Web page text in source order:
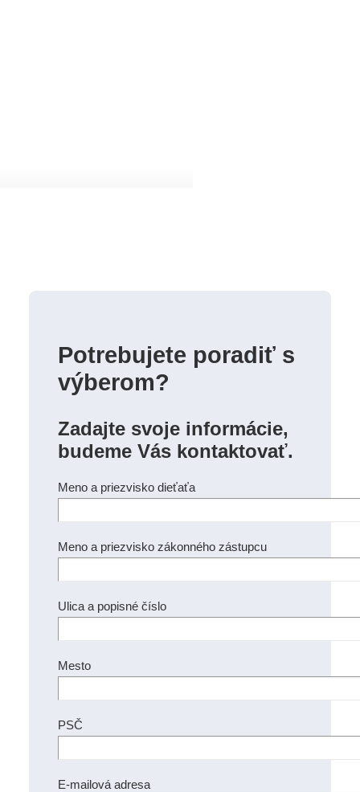
Potrebujete poradiť s
výberom?
Zadajte svoje informácie,
budeme Vás kontaktovať.
Meno a priezvisko dieťaťa
Meno a priezvisko zákonného zástupcu
Ulica a popisné číslo
Mesto
PSČ
E-mailová adresa